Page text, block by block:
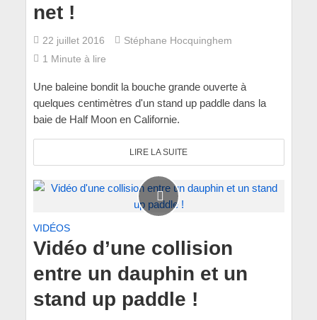
net !
22 juillet 2016
Stéphane Hocquinghem
1 Minute à lire
Une baleine bondit la bouche grande ouverte à
quelques centimètres d'un stand up paddle dans la
baie de Half Moon en Californie.
LIRE LA SUITE
VIDÉOS
Vidéo d’une collision
entre un dauphin et un
stand up paddle !